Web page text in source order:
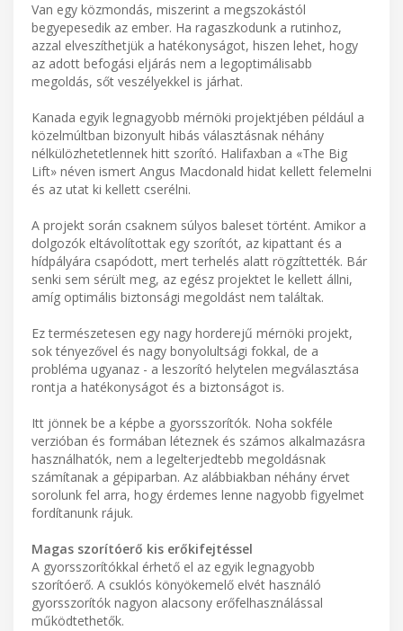
Van egy közmondás, miszerint a megszokástól
begyepesedik az ember. Ha ragaszkodunk a rutinhoz,
azzal elveszíthetjük a hatékonyságot, hiszen lehet, hogy
az adott befogási eljárás nem a legoptimálisabb
megoldás, sőt veszélyekkel is járhat.
Kanada egyik legnagyobb mérnöki projektjében például a
közelmúltban bizonyult hibás választásnak néhány
nélkülözhetetlennek hitt szorító. Halifaxban a «The Big
Lift» néven ismert Angus Macdonald hidat kellett felemelni
és az utat ki kellett cserélni.
A projekt során csaknem súlyos baleset történt. Amikor a
dolgozók eltávolítottak egy szorítót, az kipattant és a
hídpályára csapódott, mert terhelés alatt rögzíttették. Bár
senki sem sérült meg, az egész projektet le kellett állni,
amíg optimális biztonsági megoldást nem találtak.
Ez természetesen egy nagy horderejű mérnöki projekt,
sok tényezővel és nagy bonyolultsági fokkal, de a
probléma ugyanaz - a leszorító helytelen megválasztása
rontja a hatékonyságot és a biztonságot is.
Itt jönnek be a képbe a gyorsszorítók. Noha sokféle
verzióban és formában léteznek és számos alkalmazásra
használhatók, nem a legelterjedtebb megoldásnak
számítanak a gépiparban. Az alábbiakban néhány érvet
sorolunk fel arra, hogy érdemes lenne nagyobb figyelmet
fordítanunk rájuk.
Magas szorítóerő kis erőkifejtéssel
A gyorsszorítókkal érhető el az egyik legnagyobb
szorítóerő. A csuklós könyökemelő elvét használó
gyorsszorítók nagyon alacsony erőfelhasználással
működtethetők.